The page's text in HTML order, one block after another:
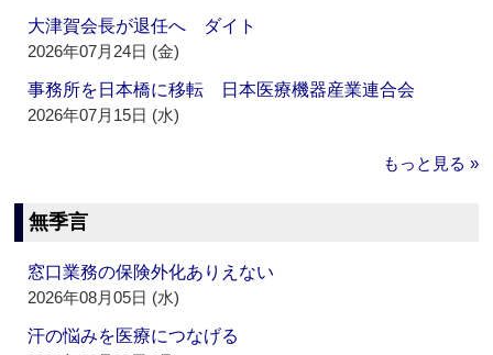
大津賀会長が退任へ ダイト
2026年07月24日 (金)
事務所を日本橋に移転 日本医療機器産業連合会
2026年07月15日 (水)
もっと見る »
無季言
窓口業務の保険外化ありえない
2026年08月05日 (水)
汗の悩みを医療につなげる